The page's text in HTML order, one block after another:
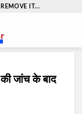
IT...
जांच के बाद